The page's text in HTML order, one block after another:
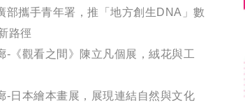
部攜手青年署，推「地方創生DNA」數
路徑
-《觀看之間》陳立凡個展，絨花與工
-日本繪本畫展，展現連結自然與文化